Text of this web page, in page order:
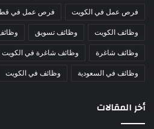
فرص عمل في الكويت فرص عمل في
وظائف الكويت وظائف تسويق
وظائف شاغرة وظائف شاغرة في الكويت
وظائف في السعودية وظائف في الكويت
أخر المقالات